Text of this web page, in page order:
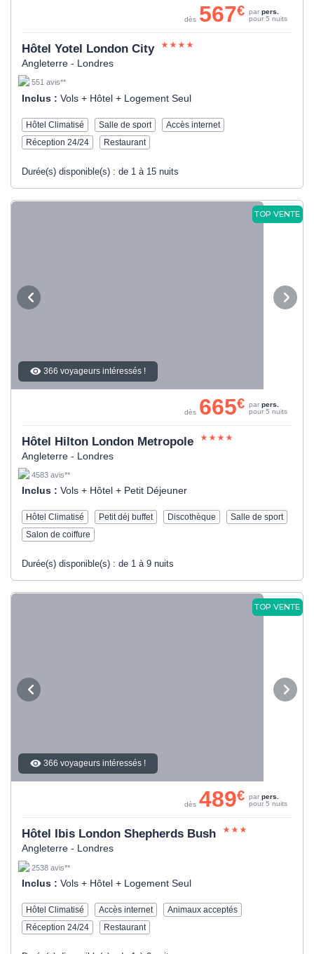
Hôtel Yotel London City
Angleterre - Londres
551 avis**
Inclus : Vols + Hôtel + Logement Seul
Hôtel Climatisé Salle de sport
Accès internet
Réception 24/24
Restaurant
Durée(s) disponible(s) : de 1 à 15 nuits
dès 567€ par pers.
pour 5 nuits
TOP VENTE
366 voyageurs intéressés !
Hôtel Hilton London Metropole
Angleterre - Londres
4583 avis**
Inclus : Vols + Hôtel + Petit Déjeuner
Hôtel Climatisé Petit déj buffet Discothèque
Salle de sport
Salon de coiffure
Durée(s) disponible(s) : de 1 à 9 nuits
dès 665€ par pers.
pour 5 nuits
TOP VENTE
366 voyageurs intéressés !
Hôtel Ibis London Shepherds Bush
Angleterre - Londres
2538 avis**
Inclus : Vols + Hôtel + Logement Seul
Hôtel Climatisé Accès internet
Animaux acceptés
Réception 24/24
Restaurant
dès 489€ par pers.
pour 5 nuits